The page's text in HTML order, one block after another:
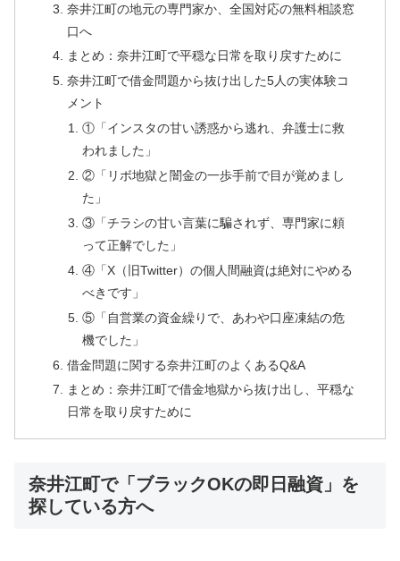
奈井江町の地元の専門家か、全国対応の無料相談窓
口へ
まとめ：奈井江町で平穏な日常を取り戻すために
奈井江町で借金問題から抜け出した5人の実体験コ
メント
①「インスタの甘い誘惑から逃れ、弁護士に救
われました」
②「リボ地獄と闇金の一歩手前で目が覚めまし
た」
③「チラシの甘い言葉に騙されず、専門家に頼
って正解でした」
④「X（旧Twitter）の個人間融資は絶対にやめる
べきです」
⑤「自営業の資金繰りで、あわや口座凍結の危
機でした」
借金問題に関する奈井江町のよくあるQ&A
まとめ：奈井江町で借金地獄から抜け出し、平穏な
日常を取り戻すために
奈井江町で「ブラックOKの即日融資」を
探している方へ